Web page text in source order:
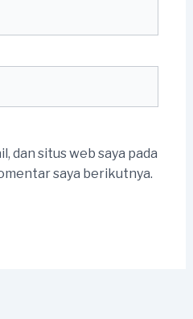
dan situs web saya pada
saya berikutnya.